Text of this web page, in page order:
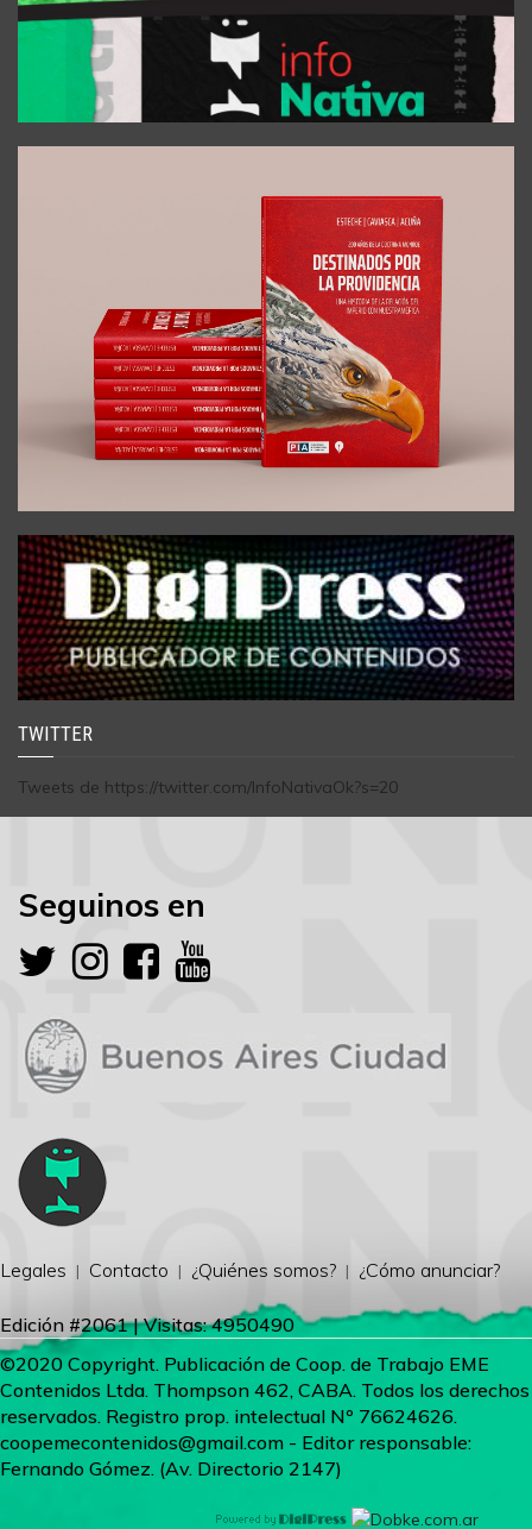
TWITTER
Tweets de https://twitter.com/InfoNativaOk?s=20
Seguinos en
Legales Contacto ¿Quiénes somos? ¿Cómo anunciar?
Edición #2061 | Visitas: 4950490
©2020 Copyright. Publicación de Coop. de Trabajo EME
Contenidos Ltda. Thompson 462, CABA. Todos los derechos
reservados. Registro prop. intelectual Nº 76624626.
coopemecontenidos@gmail.com - Editor responsable:
Fernando Gómez. (Av. Directorio 2147)